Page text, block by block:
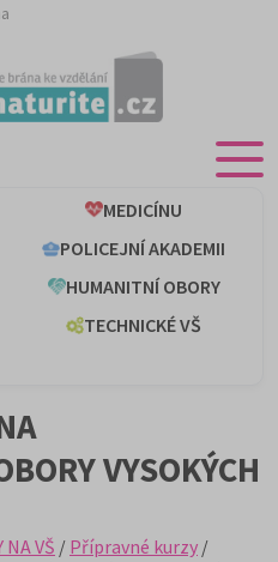
MEDICÍNU
POLICEJNÍ AKADEMII
HUMANITNÍ OBORY
TECHNICKÉ VŠ
VYSOKÝCH
NA VŠ / Přípravné kurzy /